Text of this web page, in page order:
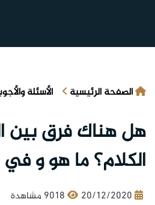
الصفحة الرئيسية الأسئلة
هل هناك فرق بين
الكلام؟ ما هو و
20/12/2020 9018 مشاهدة